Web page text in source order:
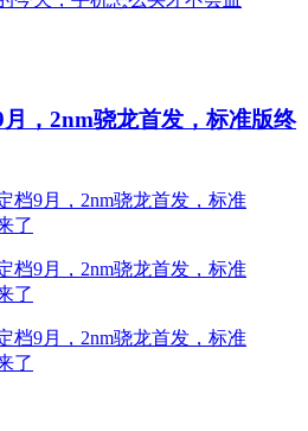
，2nm骁龙首发，标准版终